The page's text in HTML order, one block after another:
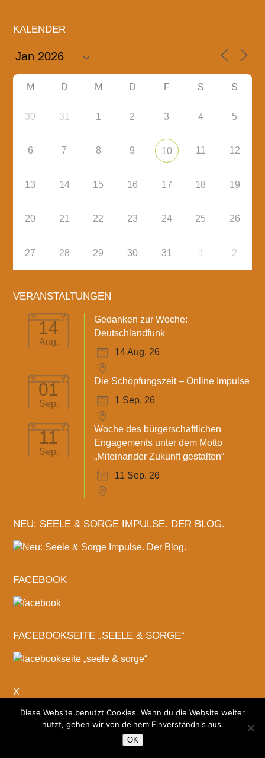
KALENDER
M D M D F S S
30 31 1 2 3 4 5
6 7 8 9 10 11 12
13 14 15 16 17 18 19
20 21 22 23 24 25 26
27 28 29 30 31 1 2
VERANSTALTUNGEN
14
Aug.
Gedanken zur Woche:
Deutschlandfunk
14 Aug. 26
01
Sep.
Die Schöpfungszeit – Online Impulse
1 Sep. 26
11
Sep.
Woche des bürgerschaftlichen
Engagements unter dem Motto
„Miteinander Zukunft gestalten“
11 Sep. 26
NEU: SEELE & SORGE IMPULSE. DER BLOG.
FACEBOOK
FACEBOOKSEITE „SEELE & SORGE“
X
Diese Website benutzt Cookies. Wenn du die Website weiter
nutzt, gehen wir von deinem Einverständnis aus.
OK